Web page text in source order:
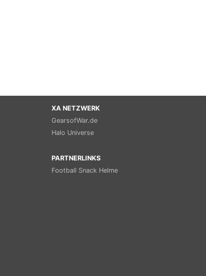
XA NETZWERK
GearsofWar.de
Halo Universe
PARTNERLINKS
Football Snack Helme